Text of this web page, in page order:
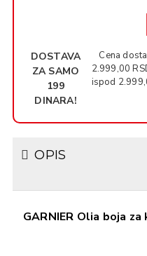
DOSTAVA
ZA SAMO
199
DINARA!
Cena
2.999,00
ispod
OPIS
GARNIER Olia boja za